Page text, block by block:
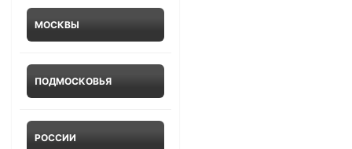
МОСКВЫ
ПОДМОСКОВЬЯ
РОССИИ